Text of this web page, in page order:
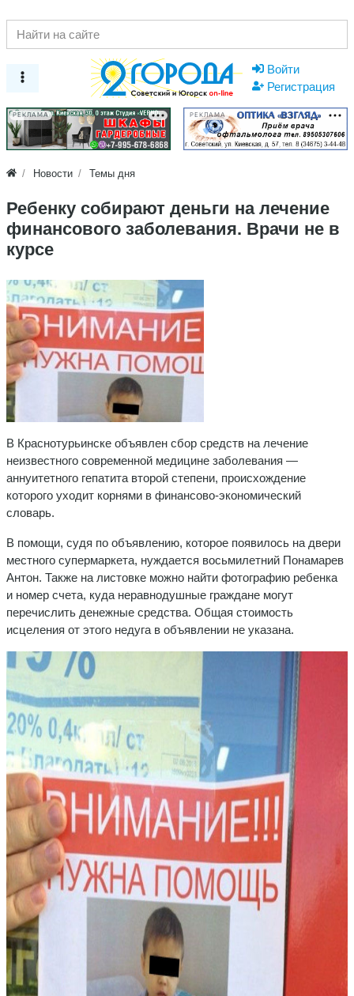
Войти
Регистрация
РЕКЛАМА РЕКЛАМА
Новости Темы дня
Ребенку собирают деньги на лечение
финансового заболевания. Врачи не в
курсе
В Краснотурьинске объявлен сбор средств на лечение
неизвестного современной медицине заболевания —
аннуитетного гепатита второй степени, происхождение
которого уходит корнями в финансово-экономический
словарь.
В помощи, судя по объявлению, которое появилось на двери
местного супермаркета, нуждается восьмилетний Понамарев
Антон. Также на листовке можно найти фотографию ребенка
и номер счета, куда неравнодушные граждане могут
перечислить денежные средства. Общая стоимость
исцеления от этого недуга в объявлении не указана.